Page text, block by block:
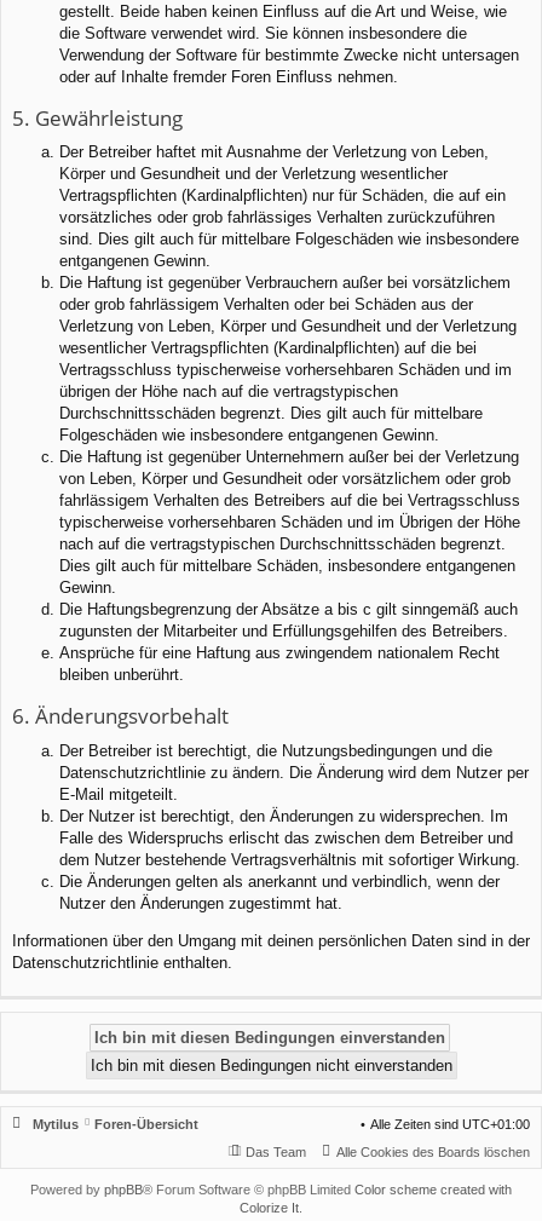
gestellt. Beide haben keinen Einfluss auf die Art und Weise, wie
die Software verwendet wird. Sie können insbesondere die
Verwendung der Software für bestimmte Zwecke nicht untersagen
oder auf Inhalte fremder Foren Einfluss nehmen.
5. Gewährleistung
Der Betreiber haftet mit Ausnahme der Verletzung von Leben,
Körper und Gesundheit und der Verletzung wesentlicher
Vertragspflichten (Kardinalpflichten) nur für Schäden, die auf ein
vorsätzliches oder grob fahrlässiges Verhalten zurückzuführen
sind. Dies gilt auch für mittelbare Folgeschäden wie insbesondere
entgangenen Gewinn.
Die Haftung ist gegenüber Verbrauchern außer bei vorsätzlichem
oder grob fahrlässigem Verhalten oder bei Schäden aus der
Verletzung von Leben, Körper und Gesundheit und der Verletzung
wesentlicher Vertragspflichten (Kardinalpflichten) auf die bei
Vertragsschluss typischerweise vorhersehbaren Schäden und im
übrigen der Höhe nach auf die vertragstypischen
Durchschnittsschäden begrenzt. Dies gilt auch für mittelbare
Folgeschäden wie insbesondere entgangenen Gewinn.
Die Haftung ist gegenüber Unternehmern außer bei der Verletzung
von Leben, Körper und Gesundheit oder vorsätzlichem oder grob
fahrlässigem Verhalten des Betreibers auf die bei Vertragsschluss
typischerweise vorhersehbaren Schäden und im Übrigen der Höhe
nach auf die vertragstypischen Durchschnittsschäden begrenzt.
Dies gilt auch für mittelbare Schäden, insbesondere entgangenen
Gewinn.
Die Haftungsbegrenzung der Absätze a bis c gilt sinngemäß auch
zugunsten der Mitarbeiter und Erfüllungsgehilfen des Betreibers.
Ansprüche für eine Haftung aus zwingendem nationalem Recht
bleiben unberührt.
6. Änderungsvorbehalt
Der Betreiber ist berechtigt, die Nutzungsbedingungen und die
Datenschutzrichtlinie zu ändern. Die Änderung wird dem Nutzer per
E-Mail mitgeteilt.
Der Nutzer ist berechtigt, den Änderungen zu widersprechen. Im
Falle des Widerspruchs erlischt das zwischen dem Betreiber und
dem Nutzer bestehende Vertragsverhältnis mit sofortiger Wirkung.
Die Änderungen gelten als anerkannt und verbindlich, wenn der
Nutzer den Änderungen zugestimmt hat.
Informationen über den Umgang mit deinen persönlichen Daten sind in der
Datenschutzrichtlinie enthalten.
Mytilus Foren-Übersicht Alle Zeiten sind UTC+01:00
Alle Cookies des Boards löschen
Das Team
Powered by phpBB® Forum Software © phpBB Limited Color scheme created with
Colorize It